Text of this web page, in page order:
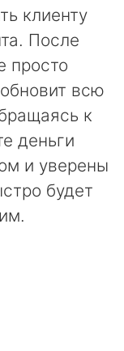
клиенту
После
просто
всю
к
деньги
и уверены
будет